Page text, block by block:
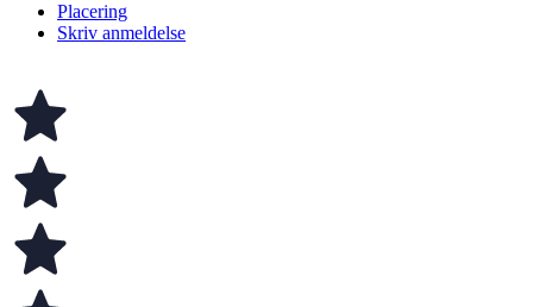
Placering
Skriv anmeldelse